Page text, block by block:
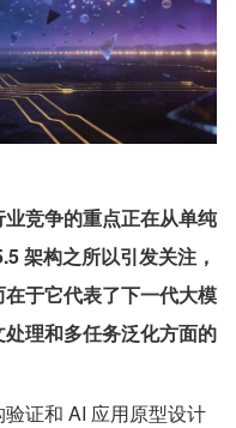
竞争的重点正在从单纯
架构之所以引发关注，
于它代表了下一代大模
理和多任务泛化方面的
证和 AI 应用原型设计